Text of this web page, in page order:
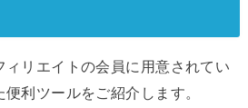
ィリエイトの会員に用意されてい
利ツールをご紹介します。